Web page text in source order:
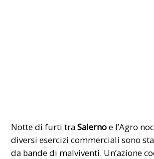
Notte di furti traSalernoe l’Agro
diversi esercizi commerciali sono
da bande di malviventi. Un’azione